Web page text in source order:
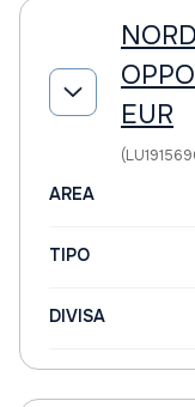
EUR
AREA
TIPO
DIVISA